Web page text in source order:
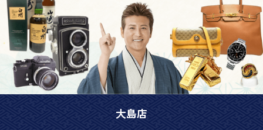
大島店